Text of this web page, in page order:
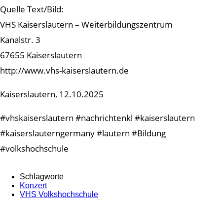
Quelle Text/Bild:
VHS Kaiserslautern – Weiterbildungszentrum
Kanalstr. 3
67655 Kaiserslautern
http://www.vhs-kaiserslautern.de
Kaiserslautern, 12.10.2025
#vhskaiserslautern #nachrichtenkl #kaiserslautern
#kaiserslauterngermany #lautern #Bildung
#volkshochschule
Schlagworte
Konzert
VHS Volkshochschule